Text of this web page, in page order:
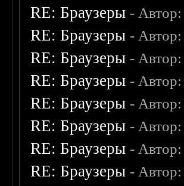
RE: Браузеры -
RE: Браузеры -
RE: Браузеры - Автор:
RE: Браузеры -
RE: Браузеры -
RE: Браузеры -
RE: Браузеры - Автор:
RE: Браузеры -